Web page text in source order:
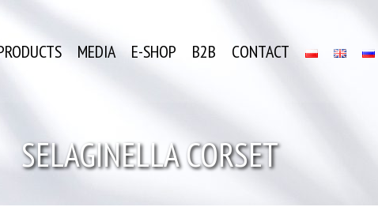
MEDIA E-SHOP B2B CONTACT
SELAGINELLA CORSET